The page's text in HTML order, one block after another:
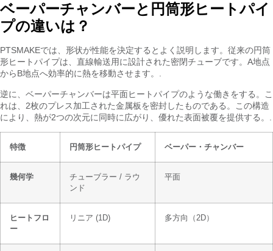
ベーパーチャンバーと円筒形ヒートパイ
プの違いは？
PTSMAKEでは、形状が性能を決定するとよく説明します。従来の円筒
形ヒートパイプは、直線輸送用に設計された密閉チューブです。A地点
からB地点へ効率的に熱を移動させます。.
逆に、ベーパーチャンバーは平面ヒートパイプのような働きをする。こ
れは、2枚のプレス加工された金属板を密封したものである。この構造
により、熱が2つの次元に同時に広がり、優れた表面被覆を提供する。.
特徴 円筒形ヒートパイプ ベーパー・チャンバー
幾何学
チューブラー / ラウ
ンド
平面
ヒートフロ
ー
リニア (1D) 多方向（2D）